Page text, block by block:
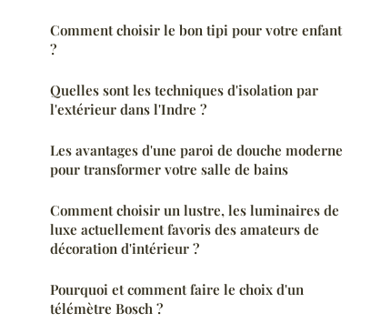
Comment choisir le bon tipi pour votre enfant
?
Quelles sont les techniques d'isolation par
l'extérieur dans l'Indre ?
Les avantages d'une paroi de douche moderne
pour transformer votre salle de bains
Comment choisir un lustre, les luminaires de
luxe actuellement favoris des amateurs de
décoration d'intérieur ?
Pourquoi et comment faire le choix d'un
télémètre Bosch ?